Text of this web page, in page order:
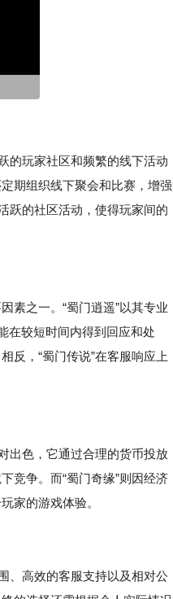
的玩家社区和频繁的线下活动
期组织线下聚会和比赛，增强
跃的社区活动，使得玩家间的
素之一。“蜀门逍遥”以其专业
在较短时间内得到回应和处
反，“蜀门传说”在客服响应上
出色，它通过合理的货币投放
竞争。而“蜀门奇缘”则因经济
家的游戏体验。
、高效的客服支持以及相对公